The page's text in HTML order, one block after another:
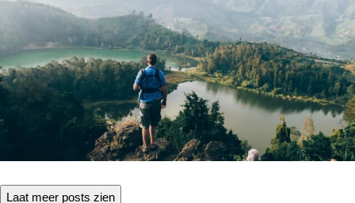
Laat meer posts zien